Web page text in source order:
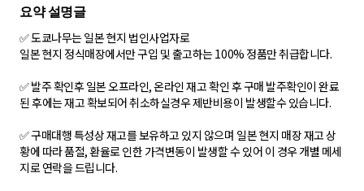
요약 설명글
✅ 도쿄나무는 일본 현지 법인사업자로
일본 현지 정식매장에서만 구입 및 출고하는 100% 정품만 취급합니다.
✅ 발주 확인후 일본 오프라인, 온라인 재고 확인 후 구매 발주확인이 완료
된 후에는 재고 확보되어 취소하실경우 제반비용이 발생할수 있습니다.
✅ 구매대행 특성상 재고를 보유하고 있지 않으며 일본 현지 매장 재고 상
황에 따라 품절, 환율로 인한 가격변동이 발생할 수 있어 이 경우 개별 메세
지로 연락을 드립니다.